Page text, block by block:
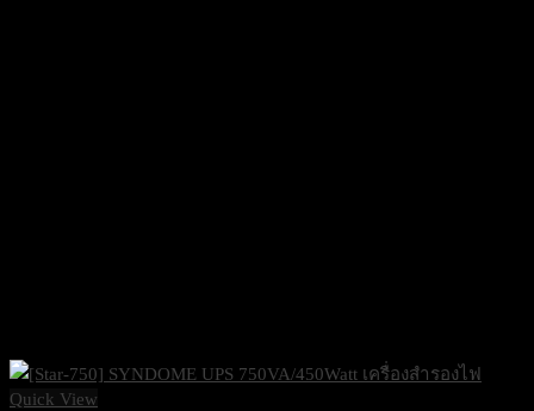
Quick View